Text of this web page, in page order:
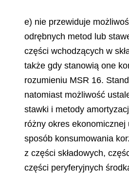
e) nie przewiduje
odrębnych metod lub
części wchodzących w
także gdy stanowią one
rozumieniu MSR 16.
natomiast możliwość
stawki i metody
różny okres
sposób konsumowania
z części składowych,
części peryferyjnych